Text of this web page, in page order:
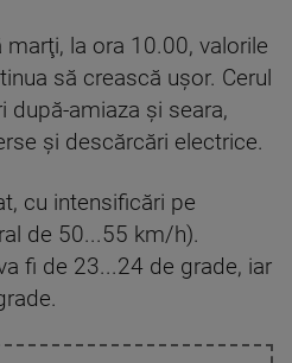
marţi, la ora 10.00, valorile
să crească uşor. Cerul
după-amiaza şi seara,
şi descărcări electrice.
cu intensificări pe
de 50...55 km/h).
fi de 23...24 de grade, iar